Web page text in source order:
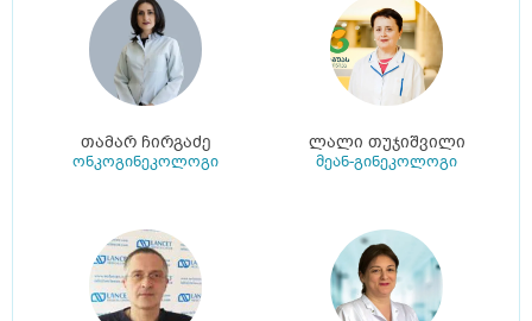
თამარ ჩირგაძე
ონკოგინეკოლოგი
ლალი თუჯიშვილი
მეან-გინეკოლოგი